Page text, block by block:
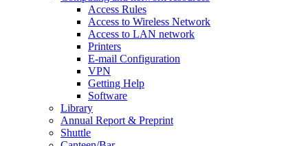
Access Rules
Access to Wireless Network
Access to LAN network
Printers
E-mail Configuration
VPN
Getting Help
Software
Library
Annual Report & Preprint
Shuttle